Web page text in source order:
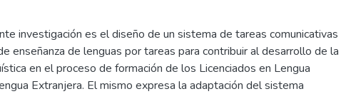
investigación es el diseño de un sistema de tareas comunicativas
enseñanza de lenguas por tareas para contribuir al desarrollo de la
en el proceso de formación de los Licenciados en Lengua
Extranjera. El mismo expresa la adaptación del sistema